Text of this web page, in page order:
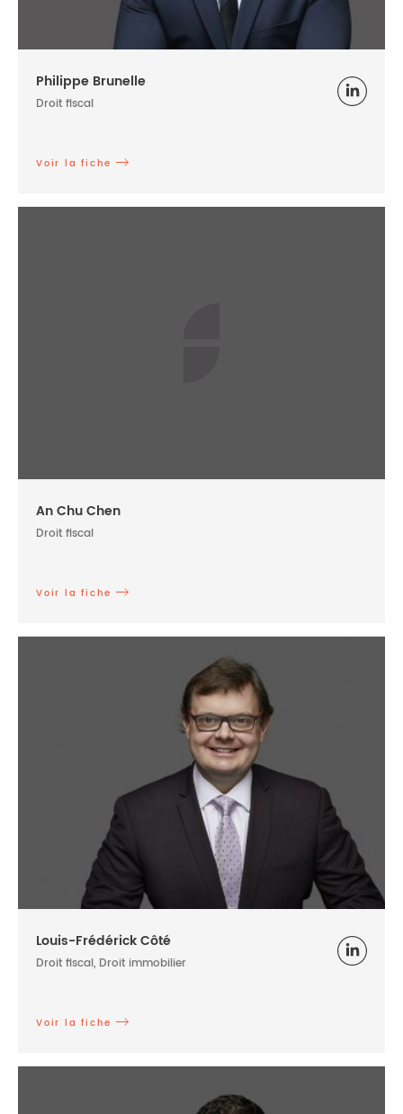
Philippe Brunelle
Droit fiscal
Voir la fiche
An Chu Chen
Droit fiscal
Voir la fiche
Louis-Frédérick Côté
Droit fiscal, Droit immobilier
Voir la fiche